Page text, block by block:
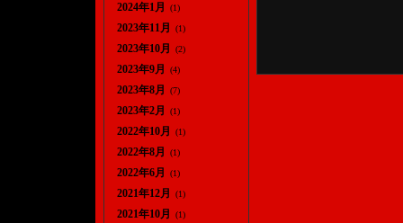
2024年1月 (1)
2023年11月 (1)
2023年10月 (2)
2023年9月 (4)
2023年8月 (7)
2023年2月 (1)
2022年10月 (1)
2022年8月 (1)
2022年6月 (1)
2021年12月 (1)
2021年10月 (1)